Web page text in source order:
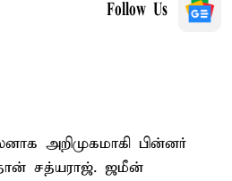
Follow Us
அறிமுகமாகி பின்னர்
சத்யராஜ். ஜமீன்